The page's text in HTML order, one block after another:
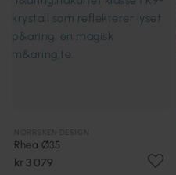
Rhea Ø35
kr 3 079